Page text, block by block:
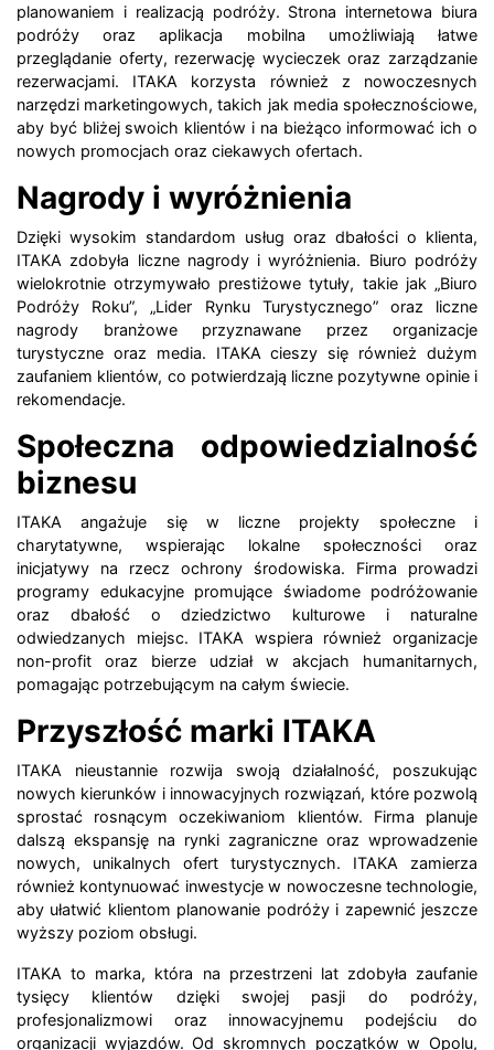
planowaniem i realizacją podróży. Strona internetowa biura
podróży oraz aplikacja mobilna umożliwiają łatwe
przeglądanie oferty, rezerwację wycieczek oraz zarządzanie
rezerwacjami. ITAKA korzysta również z nowoczesnych
narzędzi marketingowych, takich jak media społecznościowe,
aby być bliżej swoich klientów i na bieżąco informować ich o
nowych promocjach oraz ciekawych ofertach.
Nagrody i wyróżnienia
Dzięki wysokim standardom usług oraz dbałości o klienta,
ITAKA zdobyła liczne nagrody i wyróżnienia. Biuro podróży
wielokrotnie otrzymywało prestiżowe tytuły, takie jak „Biuro
Podróży Roku”, „Lider Rynku Turystycznego” oraz liczne
nagrody branżowe przyznawane przez organizacje
turystyczne oraz media. ITAKA cieszy się również dużym
zaufaniem klientów, co potwierdzają liczne pozytywne opinie i
rekomendacje.
Społeczna odpowiedzialność
biznesu
ITAKA angażuje się w liczne projekty społeczne i
charytatywne, wspierając lokalne społeczności oraz
inicjatywy na rzecz ochrony środowiska. Firma prowadzi
programy edukacyjne promujące świadome podróżowanie
oraz dbałość o dziedzictwo kulturowe i naturalne
odwiedzanych miejsc. ITAKA wspiera również organizacje
non-profit oraz bierze udział w akcjach humanitarnych,
pomagając potrzebującym na całym świecie.
Przyszłość marki ITAKA
ITAKA nieustannie rozwija swoją działalność, poszukując
nowych kierunków i innowacyjnych rozwiązań, które pozwolą
sprostać rosnącym oczekiwaniom klientów. Firma planuje
dalszą ekspansję na rynki zagraniczne oraz wprowadzenie
nowych, unikalnych ofert turystycznych. ITAKA zamierza
również kontynuować inwestycje w nowoczesne technologie,
aby ułatwić klientom planowanie podróży i zapewnić jeszcze
wyższy poziom obsługi.
ITAKA to marka, która na przestrzeni lat zdobyła zaufanie
tysięcy klientów dzięki swojej pasji do podróży,
profesjonalizmowi oraz innowacyjnemu podejściu do
organizacji wyjazdów. Od skromnych początków w Opolu,